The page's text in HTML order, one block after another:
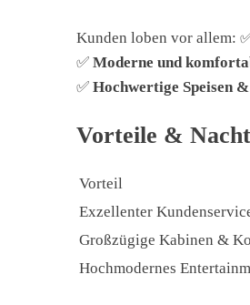
Kunden loben vor allem:
✅ Moderne und
✅ Hochwertige Speisen
Vorteile &
Vorteil
Exzellenter
Großzügige Kabinen &
Hochmodernes